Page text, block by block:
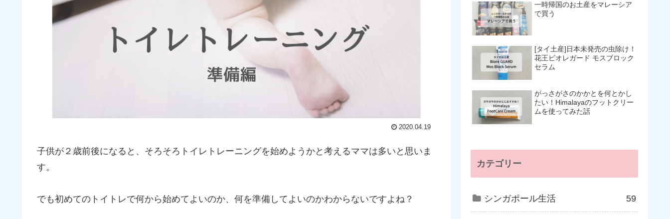
2020.04.19
子供が２歳前後になると、そろそろトイレトレーニングを始めようかと考えるママは多いと思いま
す。
でも初めてのトイトレで何から始めてよいのか、何を準備してよいのかわからないですよね？
一時帰国のお土産をマレーシア
で買う
[タイ土産]日本未発売の虫除け！
花王ビオレガード モスブロック
セラム
がっさがさのかかとを何とかし
たい！Himalayaのフットクリー
ムを使ってみた話
カテゴリー
シンガポール生活 59